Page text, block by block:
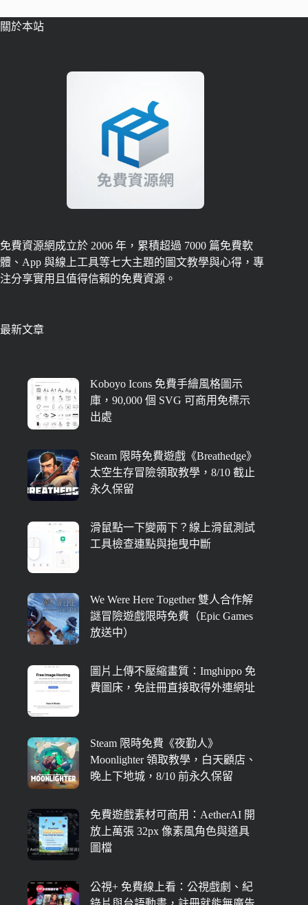
關於本站
免費資源網成立於 2006 年，累積超過 7000 篇免費軟
體、App 與線上工具等七大主題的圖文教學與心得，專
注分享實用且值得信賴的免費資源。
最新文章
Koboyo Icons 免費手繪風格圖示
庫，90,000 個 SVG 可商用免標示
出處
Steam 限時免費遊戲《Breathedge》
太空生存冒險領取教學，8/10 截止
永久保留
滑鼠點一下變兩下？線上滑鼠測試
工具檢查連點與拖曳中斷
We Were Here Together 雙人合作解
謎冒險遊戲限時免費（Epic Games
放送中）
圖片上傳不壓縮畫質：Imghippo 免
費圖床，免註冊直接取得外連網址
Steam 限時免費《夜勤人》
Moonlighter 領取教學，白天顧店、
晚上下地城，8/10 前永久保留
免費遊戲素材可商用：AetherAI 開
放上萬張 32px 像素風角色與道具
圖檔
公視+ 免費線上看：公視戲劇、紀